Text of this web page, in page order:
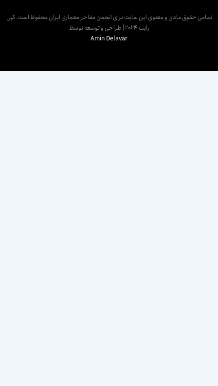
حقوق مادی و معنوی این سایت برای انجمن مفاخر معماری ایران محفوظ است. کپی
رایت 2024 | طراحی و توسعه توسط
Amin Delavar